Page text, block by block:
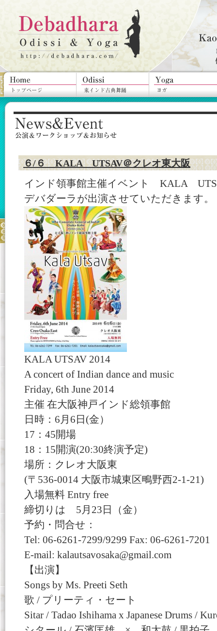
６/６ KALA UTSAV＠クレオ東大阪
インド領事館主催イベント KALA
デバダーラが出演させていただきます。
KALA UTSAV 2014
A concert of Indian dance and music
Friday, 6th June 2014
主催 在大阪神戸インド総領事館
日時：6月6日(金）
17：45開場
18：15開演(20:30終演予定)
場所：クレオ大阪東
(〒536-0014 大阪市城東区鴫野西2-1-21)
入場無料 Entry free
締切りは 5月23日（金）
予約・問合せ：
Tel: 06-6261-7299/9299 Fax: 06-6261-7201
E-mail: kalautsavosaka@gmail.com
【出演】
Songs by Ms. Preeti Seth
歌 / プリーティ・セート
Sitar / Tadao Ishihama x Japanese Drums /